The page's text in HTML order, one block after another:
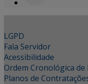
LGPD
Fala Servidor
Acessibilidade
Ordem Cronológica de
Planos de